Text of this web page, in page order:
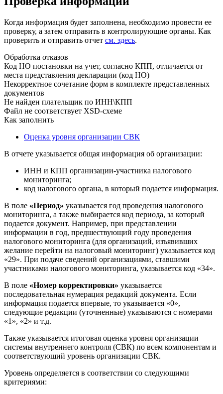
Когда информация будет заполнена, необходимо провести ее
проверку, а затем отправить в контролирующие органы. Как
проверить и отправить отчет см. здесь.
Обработка отказов
Код НО постановки на учет, согласно КПП, отличается от
места представления декларации (код НО)
Некорректное сочетание форм в комплекте представленных
документов
Не найден плательщик по ИНН\КПП
Файл не соответствует XSD-схеме
Как заполнить
Оценка уровня организации СВК
В отчете указывается общая информация об организации:
ИНН и КПП организации-участника налогового
мониторинга;
код налогового органа, в который подается информация.
В поле «Период» указывается год проведения налогового
мониторинга, а также выбирается код периода, за который
подается документ. Например, при представлении
информации в год, предшествующий году проведения
налогового мониторинга (для организаций, изъявивших
желание перейти на налоговый мониторинг) указывается код
«29». При подаче сведений организациями, ставшими
участниками налогового мониторинга, указывается код «34».
В поле «Номер корректировки» указывается
последовательная нумерация редакций документа. Если
информация подается впервые, то указывается «0»,
следующие редакции (уточненные) указываются с номерами
«1», «2» и т.д.
Также указывается итоговая оценка уровня организации
системы внутреннего контроля (СВК) по всем компонентам и
соответствующий уровень организации СВК.
Уровень определяется в соответствии со следующими
критериями: